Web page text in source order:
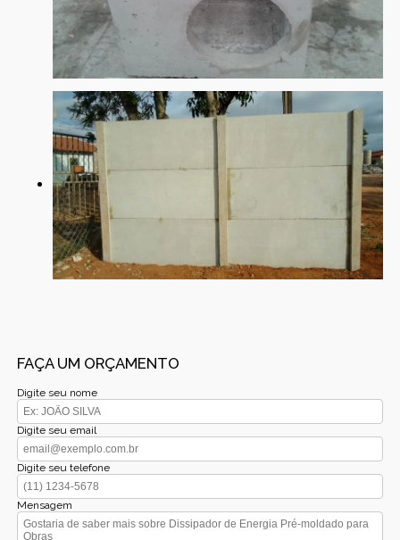
FAÇA UM ORÇAMENTO
Digite seu nome
Digite seu email
Digite seu telefone
Mensagem